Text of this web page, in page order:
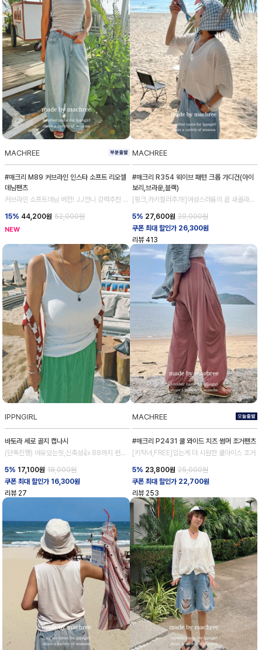
MACHREE
#매크리 M89 커브라인 인스타 소프트 리오셀
데님팬츠
커브라인 소프트데님 버전! JJ언니 강력추천 데
15% 44,200원 52,000원
NEW
MACHREE
#매크리 R354 웨이브 패턴 크롭 가디건(아이
보리,브라운,블랙)
[핑크,카키컬러추가!]여성스러움의 끝 쇄골라인
5% 27,600원 29,000원
쿠폰 최대 할인가 26,300원
리뷰 413
IPPNGIRL
바토라 세로 골지 캡나시
(단독진행) 여유있는핏,신축성👍 88까지 편안
5% 17,100원 18,000원
쿠폰 최대 할인가 16,300원
리뷰 27
MACHREE
#매크리 P2431 쿨 와이드 치즈 썸머 조거팬츠
[키작녀,FREE]입는게 더 시원한 쿨아이스 조거
5% 23,800원 25,000원
쿠폰 최대 할인가 22,700원
리뷰 253